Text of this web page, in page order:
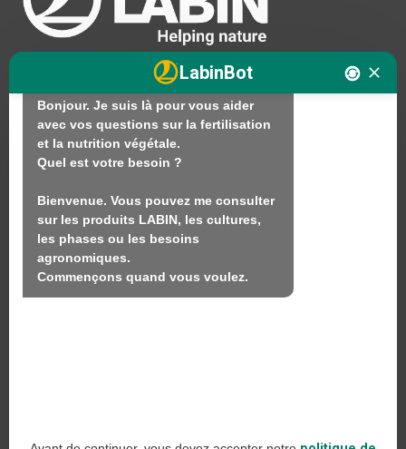
Nous
Produits
Durabilité
Contact
LABIN PRODUCTS S.L.
LabinBot
Bonjour. Je suis LABINbot, l'assistant
technique en nutrition végétale de
Comment puis-je vous aider ?
Bonjour. Je suis là pour vous aider
avec vos questions sur la fertilisation
et la nutrition végétale.
Quel est votre besoin ?
Bienvenue. Vous pouvez me consulter
sur les produits LABIN, les cultures,
les phases ou les besoins
agronomiques.
Commençons quand vous voulez.